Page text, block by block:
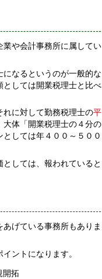
業や会計事務所に属してい
なるというのが一般的な
しては開業税理士と比べ
れに対して勤務税理士の平
体「開業税理士の４分の
しては年４００～５００
しては、報われていると
げている事務所もありま
ントになります。
拓